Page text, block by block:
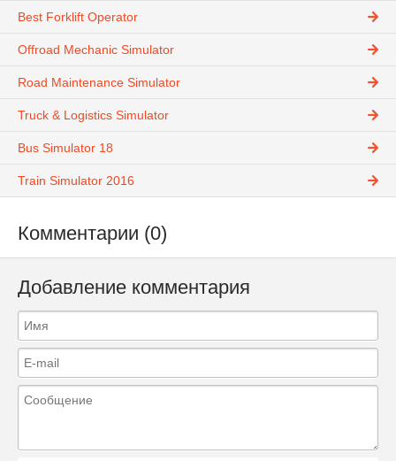
Best Forklift Operator
Offroad Mechanic Simulator
Road Maintenance Simulator
Truck & Logistics Simulator
Bus Simulator 18
Train Simulator 2016
Комментарии (0)
Добавление комментария